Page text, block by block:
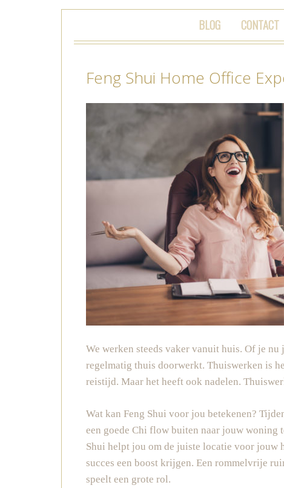
BLOG CONTACT
Feng Shui Home Office
We werken steeds vaker vanuit huis. Of je
regelmatig thuis doorwerkt. Thuiswerken is
reistijd. Maar het heeft ook nadelen.
Wat kan Feng Shui voor jou betekenen?
een goede Chi flow buiten naar jouw woning
Shui helpt jou om de juiste locatie voor
succes een boost krijgen. Een rommelvrije
speelt een grote rol.